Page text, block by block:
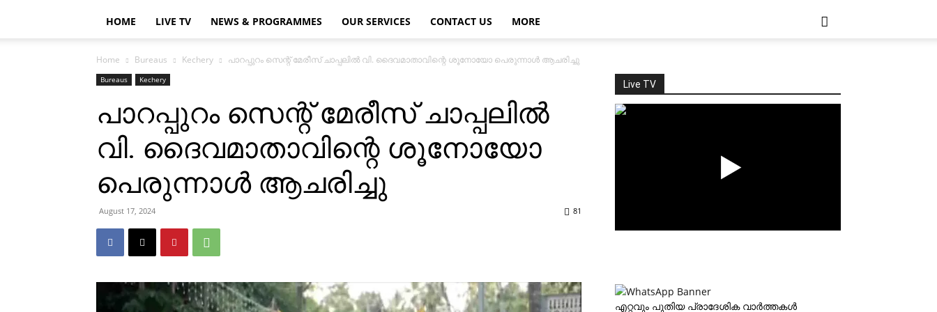
HOME LIVE TV NEWS & PROGRAMMES OUR SERVICES CONTACT US MORE
Home Bureaus Kechery പാറപ്പുറം സെന്റ് മേരീസ് ചാപ്പലില്‍ വി. ദൈവമാതാവിന്റെ ശൂനോയോ പെരുന്നാള്‍ ആചരിച്ചു
Bureaus Kechery
പാറപ്പുറം സെന്റ് മേരീസ് ചാപ്പലില്‍
വി. ദൈവമാതാവിന്റെ ശൂനോയോ
പെരുന്നാള്‍ ആചരിച്ചു
August 17, 2024 81
Live TV
എറ്റവും പുതിയ പ്രാദേശിക വാര്‍ത്തകള്‍